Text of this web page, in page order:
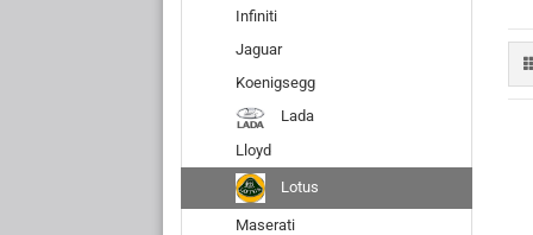
Infiniti
Jaguar
Koenigsegg
Lada
Lloyd
Lotus
Maserati